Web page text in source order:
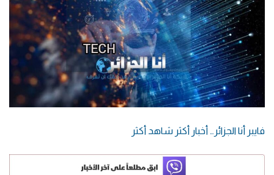
فايبر أنا الجزائر… أخبار أكثر شاهد أكثر